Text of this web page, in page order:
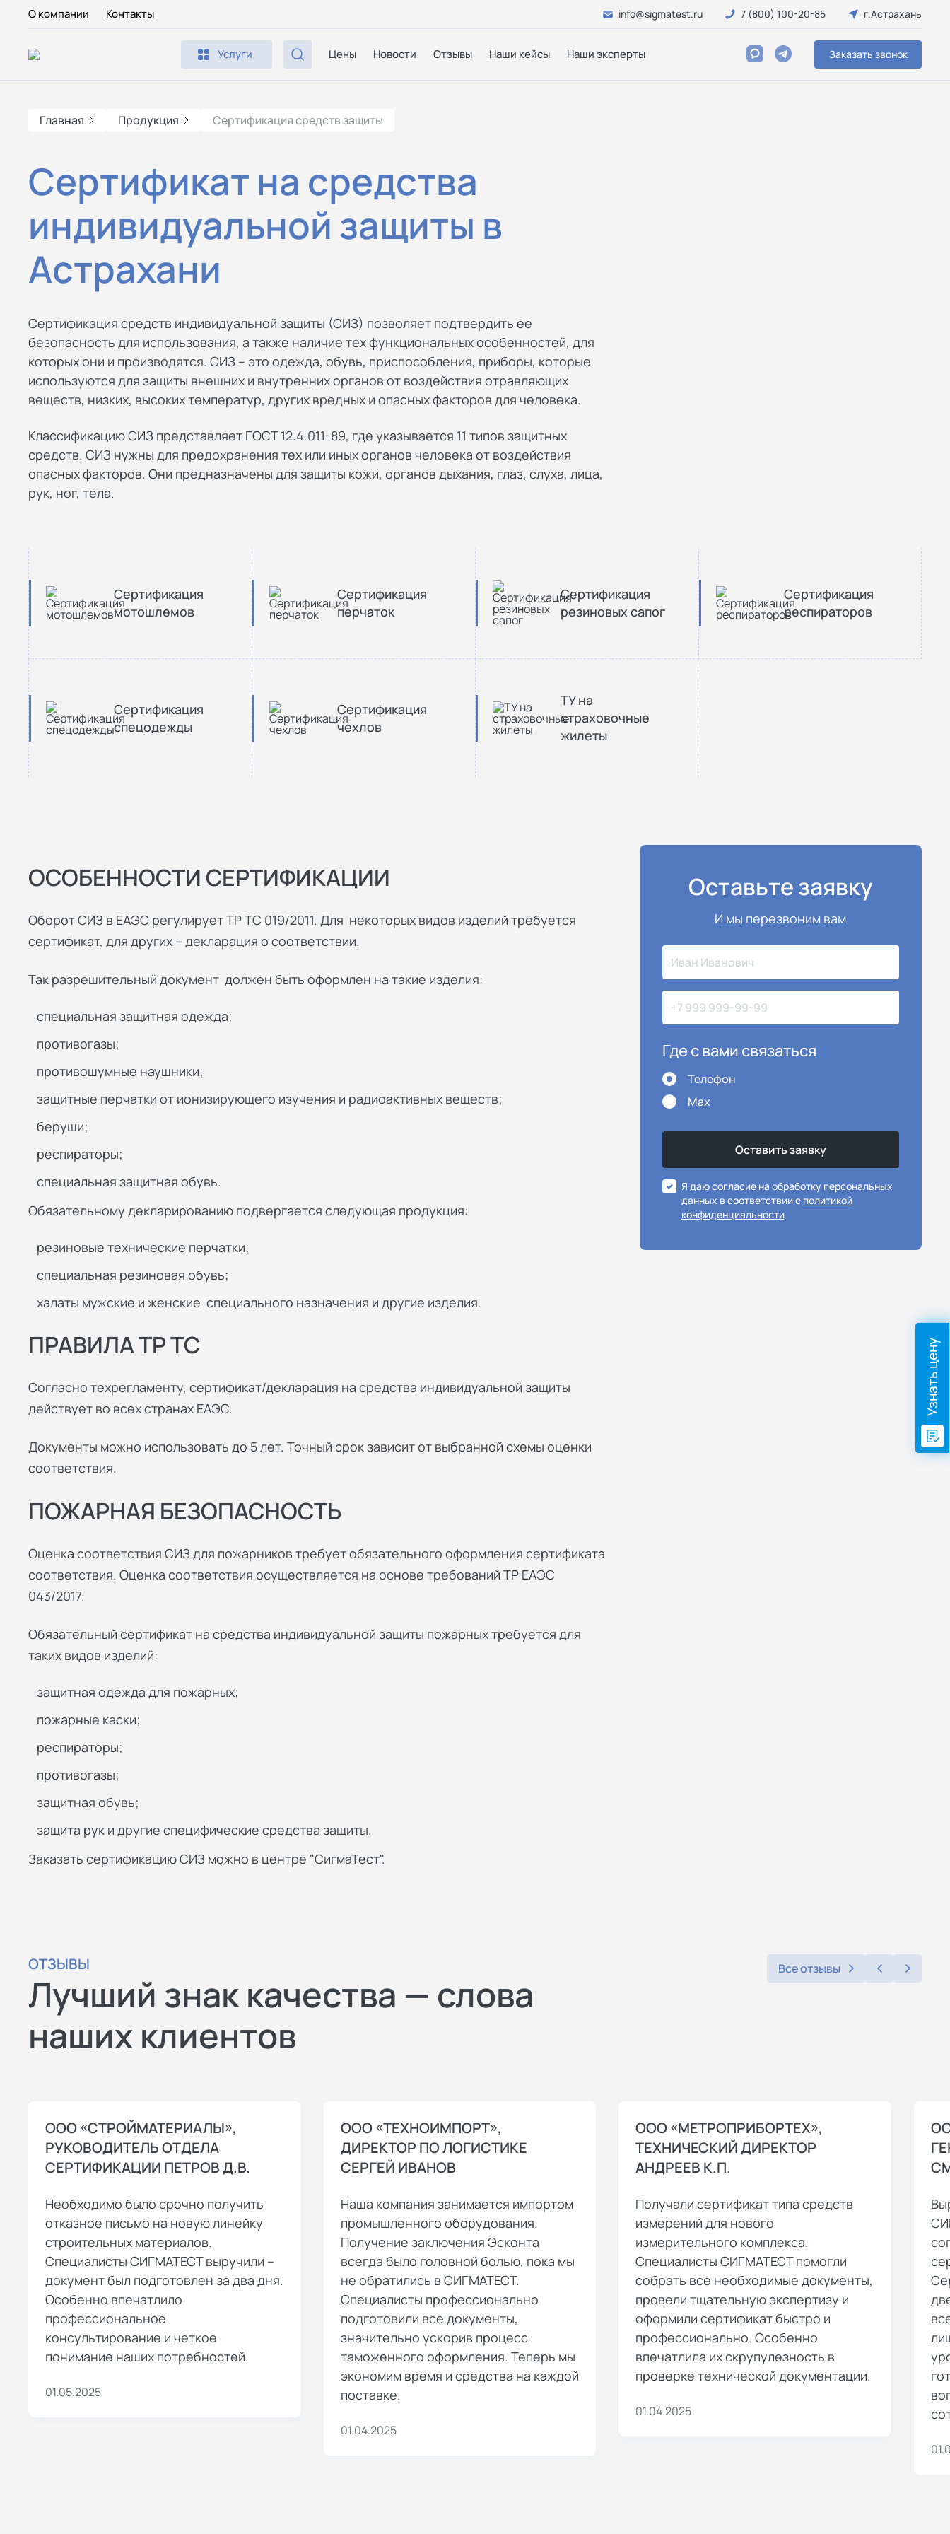
О компании Контакты info@sigmatest.ru 7 (800) 100-20-85 г.Астрахань
Услуги Цены Новости Отзывы Наши кейсы Наши эксперты Заказать звонок
Главная Продукция Сертификация средств защиты
Cертификат на средства
индивидуальной защиты в
Астрахани
Сертификация средств индивидуальной защиты (СИЗ) позволяет подтвердить ее
безопасность для использования, а также наличие тех функциональных особенностей, для
которых они и производятся. СИЗ – это одежда, обувь, приспособления, приборы, которые
используются для защиты внешних и внутренних органов от воздействия отравляющих
веществ, низких, высоких температур, других вредных и опасных факторов для человека.
Классификацию СИЗ представляет ГОСТ 12.4.011-89, где указывается 11 типов защитных
средств. СИЗ нужны для предохранения тех или иных органов человека от воздействия
опасных факторов. Они предназначены для защиты кожи, органов дыхания, глаз, слуха, лица,
рук, ног, тела.
Сертификация
мотошлемов
Сертификация
перчаток
Сертификация
резиновых сапог
Сертификация
респираторов
Сертификация
спецодежды
Сертификация
чехлов
ТУ на
страховочные
жилеты
ОСОБЕННОСТИ СЕРТИФИКАЦИИ
Оборот СИЗ в ЕАЭС регулирует ТР ТС 019/2011. Для некоторых видов изделий требуется
сертификат, для других – декларация о соответствии.
Так разрешительный документ должен быть оформлен на такие изделия:
специальная защитная одежда;
противогазы;
противошумные наушники;
защитные перчатки от ионизирующего изучения и радиоактивных веществ;
беруши;
респираторы;
специальная защитная обувь.
Обязательному декларированию подвергается следующая продукция:
резиновые технические перчатки;
специальная резиновая обувь;
халаты мужские и женские специального назначения и другие изделия.
ПРАВИЛА ТР ТС
Согласно техрегламенту, сертификат/декларация на средства индивидуальной защиты
действует во всех странах ЕАЭС.
Документы можно использовать до 5 лет. Точный срок зависит от выбранной схемы оценки
соответствия.
ПОЖАРНАЯ БЕЗОПАСНОСТЬ
Оценка соответствия СИЗ для пожарников требует обязательного оформления сертификата
соответствия. Оценка соответствия осуществляется на основе требований ТР ЕАЭС
043/2017.
Обязательный сертификат на средства индивидуальной защиты пожарных требуется для
таких видов изделий:
защитная одежда для пожарных;
пожарные каски;
респираторы;
противогазы;
защитная обувь;
защита рук и другие специфические средства защиты.
Заказать сертификацию СИЗ можно в центре "СигмаТест".
Оставьте заявку
И мы перезвоним вам
Где с вами связаться
Телефон
Max
Я даю согласие на обработку персональных
данных в соответствии с политикой
конфиденциальности
ОТЗЫВЫ
Лучший знак качества — слова
наших клиентов
Все отзывы
ООО «СТРОЙМАТЕРИАЛЫ»,
РУКОВОДИТЕЛЬ ОТДЕЛА
СЕРТИФИКАЦИИ ПЕТРОВ Д.В.
Необходимо было срочно получить
отказное письмо на новую линейку
строительных материалов.
Специалисты СИГМАТЕСТ выручили –
документ был подготовлен за два дня.
Особенно впечатлило
профессиональное
консультирование и четкое
понимание наших потребностей.
01.05.2025
ООО «ТЕХНОИМПОРТ»,
ДИРЕКТОР ПО ЛОГИСТИКЕ
СЕРГЕЙ ИВАНОВ
Наша компания занимается импортом
промышленного оборудования.
Получение заключения Эсконта
всегда было головной болью, пока мы
не обратились в СИГМАТЕСТ.
Специалисты профессионально
подготовили все документы,
значительно ускорив процесс
таможенного оформления. Теперь мы
экономим время и средства на каждой
поставке.
01.04.2025
ООО «МЕТРОПРИБОРТЕХ»,
ТЕХНИЧЕСКИЙ ДИРЕКТОР
АНДРЕЕВ К.П.
Получали сертификат типа средств
измерений для нового
измерительного комплекса.
Специалисты СИГМАТЕСТ помогли
собрать все необходимые документы,
провели тщательную экспертизу и
оформили сертификат быстро и
профессионально. Особенно
впечатлила их скрупулезность в
проверке технической документации.
01.04.2025
Узнать цену